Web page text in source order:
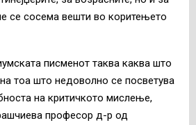
се сосема вешти во коритењето
писменот таква каква што
тоа што недоволно се посветува
на критичкото мислење,
професор д-р од